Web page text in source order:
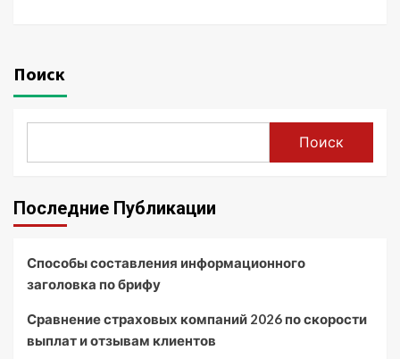
Поиск
Поиск
Последние Публикации
Способы составления информационного
заголовка по брифу
Сравнение страховых компаний 2026 по скорости
выплат и отзывам клиентов